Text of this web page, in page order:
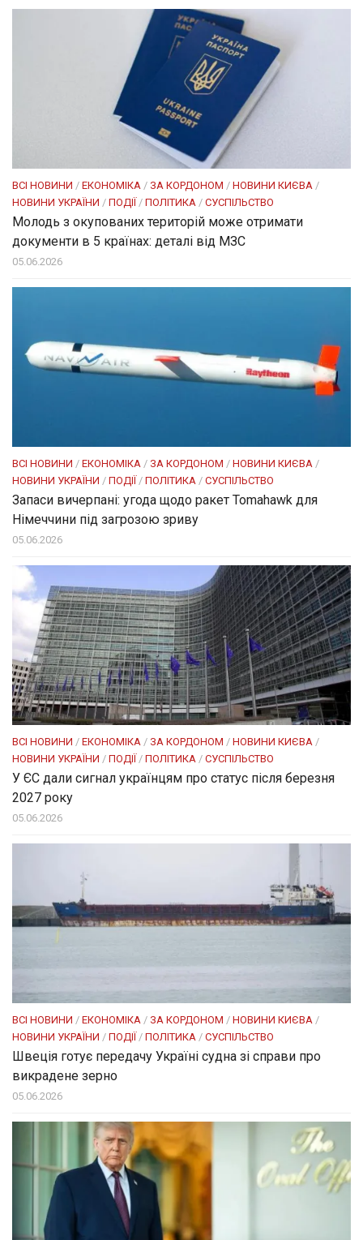
ВСІ НОВИНИ / ЕКОНОМІКА / ЗА КОРДОНОМ / НОВИНИ КИЄВА /
НОВИНИ УКРАЇНИ / ПОДІЇ / ПОЛІТИКА / СУСПІЛЬСТВО
Молодь з окупованих територій може отримати
документи в 5 країнах: деталі від МЗС
05.06.2026
ВСІ НОВИНИ / ЕКОНОМІКА / ЗА КОРДОНОМ / НОВИНИ КИЄВА /
НОВИНИ УКРАЇНИ / ПОДІЇ/ ПОЛІТИКА / СУСПІЛЬСТВО
Запаси вичерпані: угода щодо ракет Tomahawk для
Німеччини під загрозою зриву
05.06.2026
ВСІ НОВИНИ / ЕКОНОМІКА / ЗА КОРДОНОМ / НОВИНИ КИЄВА /
НОВИНИ УКРАЇНИ / ПОДІЇ/ ПОЛІТИКА / СУСПІЛЬСТВО
У ЄС дали сигнал українцям про статус після березня
2027 року
05.06.2026
ВСІ НОВИНИ / ЕКОНОМІКА / ЗА КОРДОНОМ / НОВИНИ КИЄВА /
НОВИНИ УКРАЇНИ / ПОДІЇ/ ПОЛІТИКА / СУСПІЛЬСТВО
Швеція готує передачу Україні судна зі справи про
викрадене зерно
05.06.2026